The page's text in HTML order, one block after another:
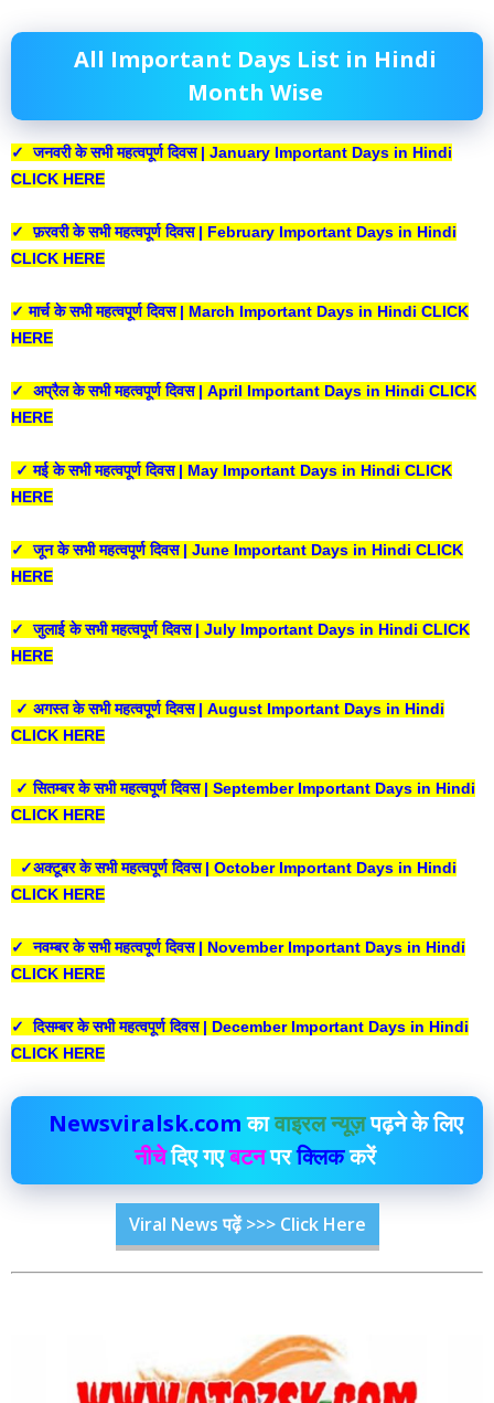
All Important Days List in Hindi
Month Wise
✓ जनवरी के सभी महत्वपूर्ण दिवस | January Important Days in Hindi
CLICK HERE
✓ फ़रवरी के सभी महत्वपूर्ण दिवस | February Important Days in Hindi
CLICK HERE
✓ मार्च के सभी महत्वपूर्ण दिवस | March Important Days in Hindi CLICK
HERE
✓ अप्रैल के सभी महत्वपूर्ण दिवस | April Important Days in Hindi CLICK
HERE
✓ मई के सभी महत्वपूर्ण दिवस | May Important Days in Hindi CLICK
HERE
✓ जून के सभी महत्वपूर्ण दिवस | June Important Days in Hindi CLICK
HERE
✓ जुलाई के सभी महत्वपूर्ण दिवस | July Important Days in Hindi CLICK
HERE
✓ अगस्त के सभी महत्वपूर्ण दिवस | August Important Days in Hindi
CLICK HERE
✓ सितम्बर के सभी महत्वपूर्ण दिवस | September Important Days in Hindi
CLICK HERE
✓अक्टूबर के सभी महत्वपूर्ण दिवस | October Important Days in Hindi
CLICK HERE
✓ नवम्बर के सभी महत्वपूर्ण दिवस | November Important Days in Hindi
CLICK HERE
✓ दिसम्बर के सभी महत्वपूर्ण दिवस | December Important Days in Hindi
CLICK HERE
Newsviralsk.comकावाइरल न्यूज़पढ़ने के लिए
नीचेदिए गएबटनपरक्लिककरें
Viral News पढ़ें >>> Click Here